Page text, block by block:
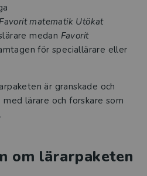
Favorit matematik Utökat
medan Favorit
för speciallärare eller
är granskade och
lärare och forskare som
om lärarpaketen